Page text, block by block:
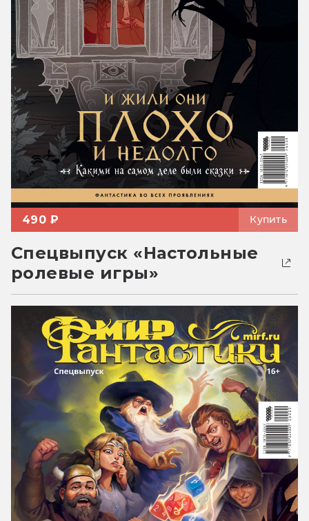
490 ₽ Купить
Спецвыпуск «Настольные
ролевые игры»